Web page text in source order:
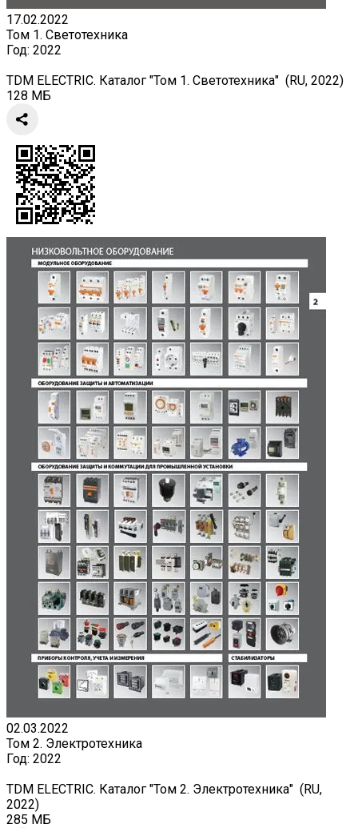
17.02.2022
Том 1. Светотехника
Год: 2022
TDM ELECTRIC. Каталог "Том 1. Светотехника" (RU, 2022)
128 МБ
02.03.2022
Том 2. Электротехника
Год: 2022
TDM ELECTRIC. Каталог "Том 2. Электротехника" (RU,
2022)
285 МБ